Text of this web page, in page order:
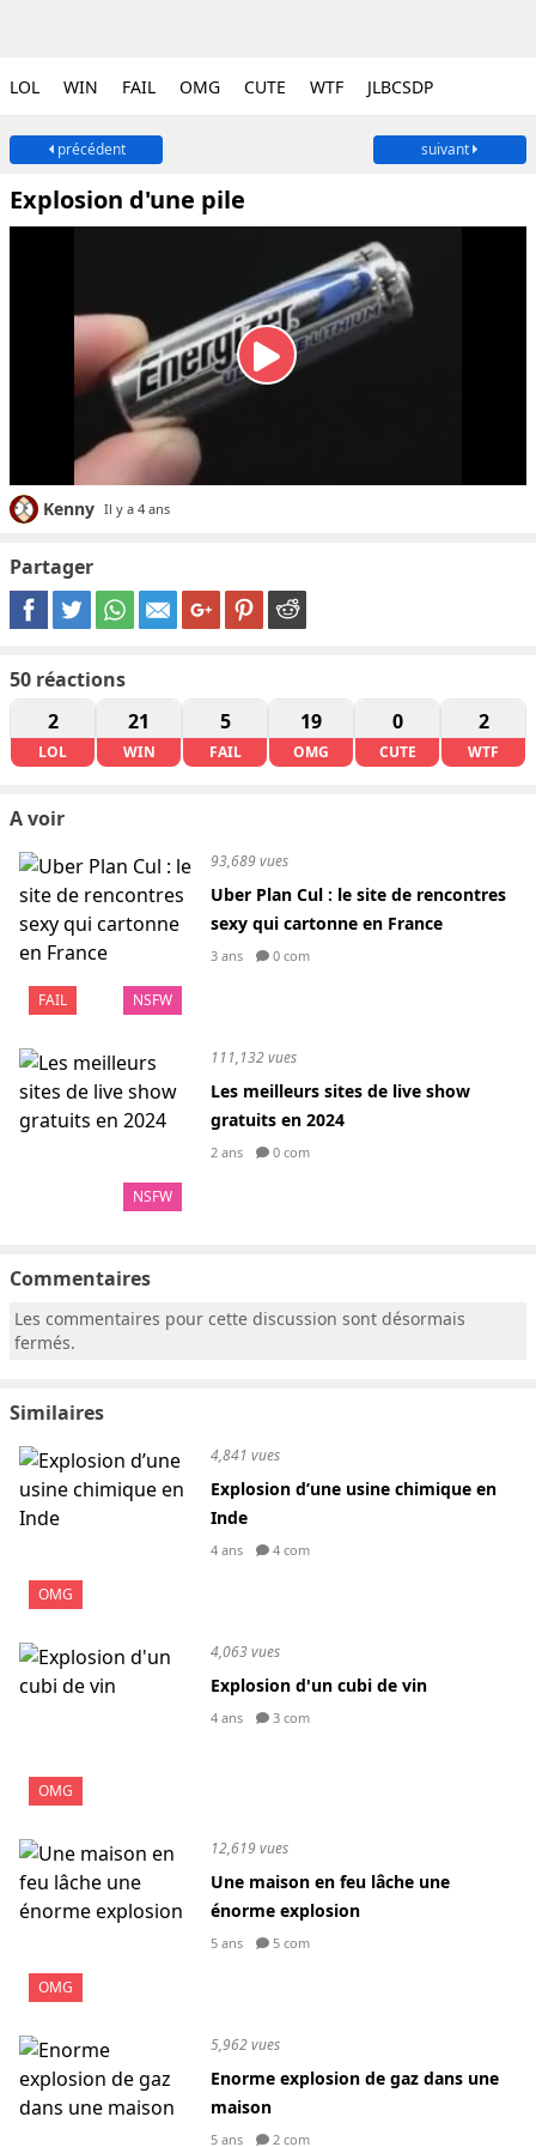
LOL WIN FAIL OMG CUTE WTF JLBCSDP
précédent suivant
Explosion d'une pile
Kenny Il y a 4 ans
Partager
50 réactions
2
LOL
21
WIN
5
FAIL
19
OMG
0
CUTE
2
WTF
A voir
FAIL NSFW
93,689 vues
Uber Plan Cul : le site de rencontres
sexy qui cartonne en France
3 ans 0 com
NSFW
111,132 vues
Les meilleurs sites de live show
gratuits en 2024
2 ans 0 com
Commentaires
Les commentaires pour cette discussion sont désormais
fermés.
Similaires
OMG
4,841 vues
Explosion d’une usine chimique en
Inde
4 ans 4 com
OMG
4,063 vues
Explosion d'un cubi de vin
4 ans 3 com
OMG
12,619 vues
Une maison en feu lâche une
énorme explosion
5 ans 5 com
5,962 vues
Enorme explosion de gaz dans une
maison
5 ans 2 com